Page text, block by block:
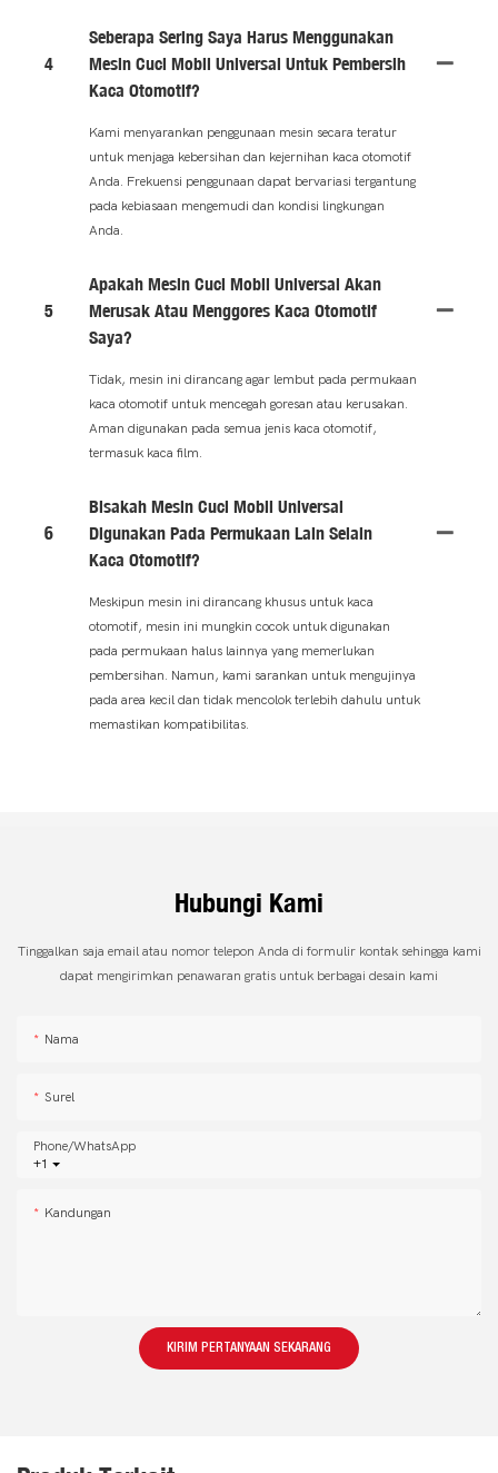
4
Seberapa Sering Saya Harus Menggunakan
Mesin Cuci Mobil Universal Untuk Pembersih
Kaca Otomotif?
Kami menyarankan penggunaan mesin secara teratur
untuk menjaga kebersihan dan kejernihan kaca otomotif
Anda. Frekuensi penggunaan dapat bervariasi tergantung
pada kebiasaan mengemudi dan kondisi lingkungan
Anda.
5
Apakah Mesin Cuci Mobil Universal Akan
Merusak Atau Menggores Kaca Otomotif
Saya?
Tidak, mesin ini dirancang agar lembut pada permukaan
kaca otomotif untuk mencegah goresan atau kerusakan.
Aman digunakan pada semua jenis kaca otomotif,
termasuk kaca film.
6
Bisakah Mesin Cuci Mobil Universal
Digunakan Pada Permukaan Lain Selain
Kaca Otomotif?
Meskipun mesin ini dirancang khusus untuk kaca
otomotif, mesin ini mungkin cocok untuk digunakan
pada permukaan halus lainnya yang memerlukan
pembersihan. Namun, kami sarankan untuk mengujinya
pada area kecil dan tidak mencolok terlebih dahulu untuk
memastikan kompatibilitas.
Hubungi Kami
Tinggalkan saja email atau nomor telepon Anda di formulir kontak sehingga kami
dapat mengirimkan penawaran gratis untuk berbagai desain kami
Nama
Surel
+1
Phone/whatsApp
Kandungan
KIRIM PERTANYAAN SEKARANG